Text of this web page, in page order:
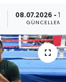
08.07.2026 -
GÜNCELLEME